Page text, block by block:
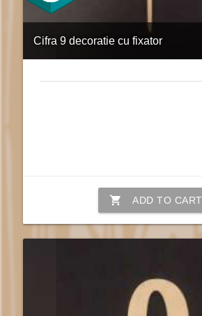
Cifra 9 decoratie cu fixator
shopping_cart ADD TO CART